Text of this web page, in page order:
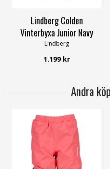
Lindberg Colden
Vinterbyxa Junior Navy
Lindberg
1.199 kr
Andra